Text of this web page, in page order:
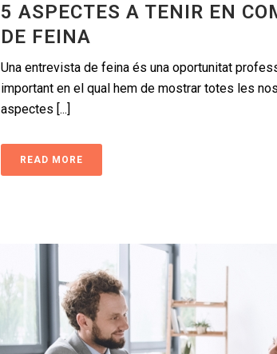
5 ASPECTES A TENIR EN
DE FEINA
Una entrevista de feina és una oportunitat
important en el qual hem de mostrar totes les
aspectes [...]
READ MORE